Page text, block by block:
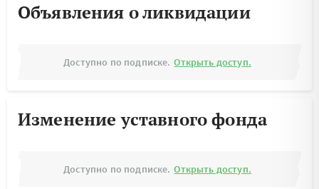
Объявления о ликвидации
Доступно по подписке. Открыть доступ.
Изменение уставного фонда
Доступно по подписке. Открыть доступ.